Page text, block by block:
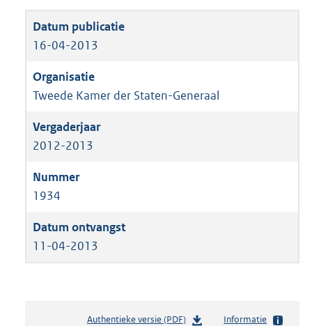
16-04-2013
Tweede Kamer der Staten-Generaal
2012-2013
1934
11-04-2013
Authentieke versie (PDF)b
Informatie